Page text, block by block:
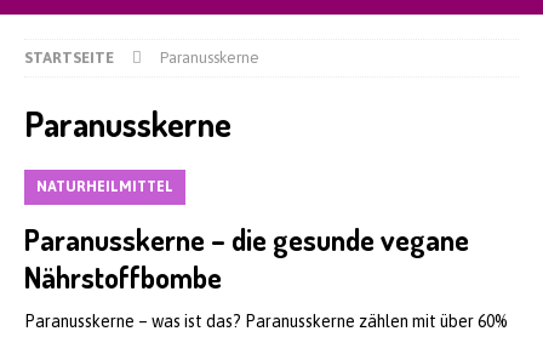
STARTSEITE Paranusskerne
Paranusskerne
NATURHEILMITTEL
Paranusskerne – die gesunde vegane
Nährstoffbombe
Paranusskerne – was ist das? Paranusskerne zählen mit über 60%